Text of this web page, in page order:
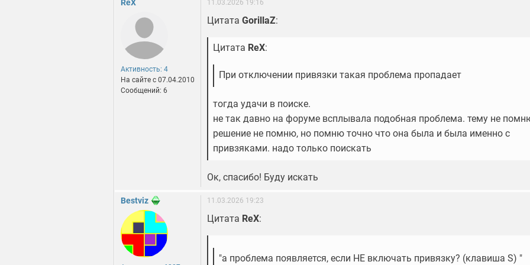
ReX
Активность: 4
На сайте c 07.04.2010
Сообщений: 6
11.03.2026 19:16
Цитата GorillaZ:
Цитата ReX:
При отключении привязки такая проблема пропадает
тогда удачи в поиске.
не так давно на форуме всплывала подобная проблема. тему не
решение не помню, но помню точно что она была и была именно с
привзяками. надо только поискать
Ок, спасибо! Буду искать
Bestviz 11.03.2026 19:23
Цитата ReX:
"а проблема появляется, если НЕ включать привязку? (клавиша S) "